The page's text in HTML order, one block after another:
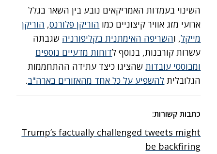
השינוי בעמדות האמריקאים נובע בין השאר בגלל
ארועי מזג אוויר קיצוניים כמו הוריקן פלורנס, הוריקן
מייקל, והשריפה האימתנית בקליפורניה שגבתה
עשרות קורבנות, בנוסף לדוחות מדעיים נוספים
ומבוססי עובדות שהציגו כיצד עתידה ההתחממות
הגלובלית להשפיע על כל אחד מהאזורים בארה"ב.
כתבות קשורות:
Trump’s factually challenged tweets might
be backfiring